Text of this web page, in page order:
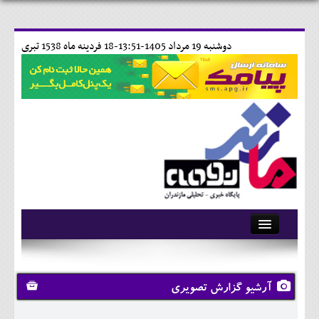
18 فردينه ماه 1538 تبری دوشنبه 19 مرداد 1405-13:51-
آرشیو
تماس با ما
وبلاگ
آرشیو گزارش تصویری